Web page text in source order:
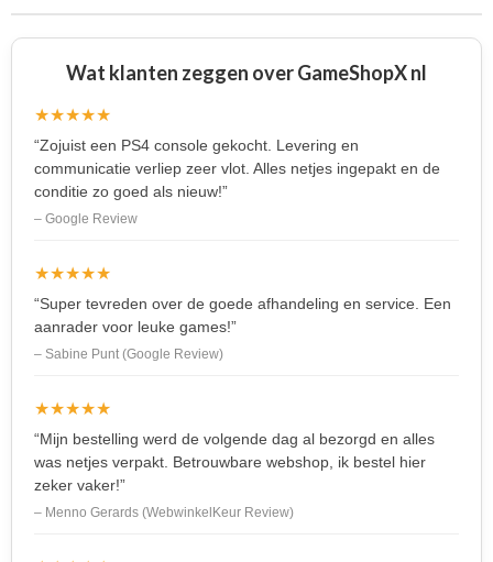
Wat klanten zeggen over GameShopX nl
★★★★★
“Zojuist een PS4 console gekocht. Levering en
communicatie verliep zeer vlot. Alles netjes ingepakt en de
conditie zo goed als nieuw!”
– Google Review
★★★★★
“Super tevreden over de goede afhandeling en service. Een
aanrader voor leuke games!”
– Sabine Punt (Google Review)
★★★★★
“Mijn bestelling werd de volgende dag al bezorgd en alles
was netjes verpakt. Betrouwbare webshop, ik bestel hier
zeker vaker!”
– Menno Gerards (WebwinkelKeur Review)